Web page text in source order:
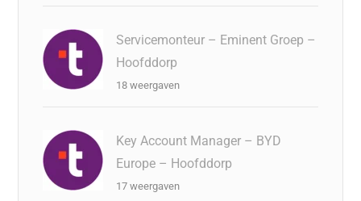
Servicemonteur – Eminent Groep –
Hoofddorp
18 weergaven
Key Account Manager – BYD
Europe – Hoofddorp
17 weergaven